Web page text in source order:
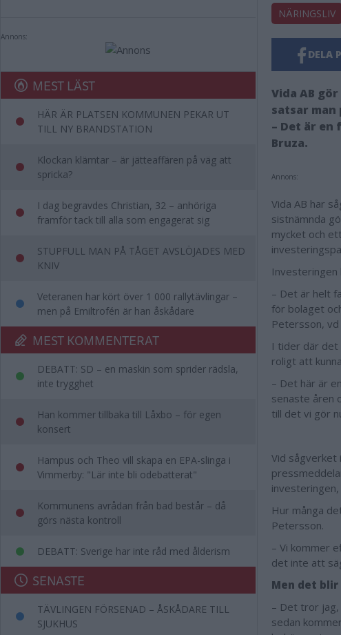
Annons:
MEST LÄST
HÄR ÄR PLATSEN KOMMUNEN PEKAR UT
TILL NY BRANDSTATION
Klockan klämtar – är jätteaffären på väg att
spricka?
I dag begravdes Christian, 32 – anhöriga
framför tack till alla som engagerat sig
STUPFULL MAN PÅ TÅGET AVSLÖJADES MED
KNIV
Veteranen har kört över 1 000 rallytävlingar –
men på Emiltrofén är han åskådare
MEST KOMMENTERAT
DEBATT: SD – en maskin som sprider rädsla,
inte trygghet
Han kommer tillbaka till Låxbo – för egen
konsert
Hampus och Theo vill skapa en EPA-slinga i
Vimmerby: "Lär inte bli odebatterat"
Kommunens avrådan från bad består – då
görs nästa kontroll
DEBATT: Sverige har inte råd med ålderism
SENASTE
TÄVLINGEN FÖRSENAD – ÅSKÅDARE TILL
SJUKHUS
NÄRINGSLIV
DELA
Vida AB
satsar
– Det är en
Bruza.
Annons:
Vida AB har
sistnämnda
mycket och
Investeringen
– Det är helt
för bolaget
Petersson,
I tider där det
roligt att
– Det här är
senaste åren
till det vi gör
Vid sågverket
Hur många
Petersson.
– Vi kommer
det inte att
Men det blir
– Det tror
sedan